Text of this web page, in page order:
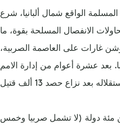
المسلمة الواقع شمال ألبانيا، شرع
قمع نظام بلغراد محاولات الانفصال المسلحة بقوة، ما
غارات على العاصمة الصربية،
الى الانسحاب من كوسوفو بعد 78 يوما. بعد عشرة أعوام من إدارة الامم
مئة دولة (لا تشمل صربيا وخمس